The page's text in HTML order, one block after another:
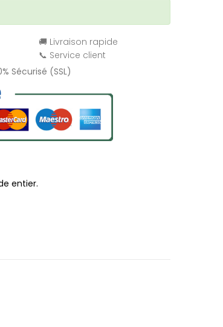
🚚 Livraison rapide
📞 Service client
Sécurisé (SSL)
entier.